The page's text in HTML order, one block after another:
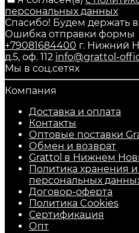
персональных данных
Спасибо! Будем держать
Ошибка отправки формы
+79081684400 г. Нижний
д.5, оф. 112 info@grattol-
Мы в соц.сетях
Компания
Доставка и оплата
Контакты
Оптовые поставки
Обмен и возврат
Grattol в Нижнем
Политика хранения
персональных
Договор-оферта
Политика Cookies
Сертификация
Опт